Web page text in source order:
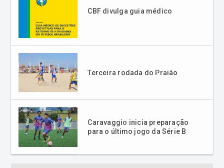
CBF divulga guia médico
Terceira rodada do Praião
Caravaggio inicia preparação
para o último jogo da Série B